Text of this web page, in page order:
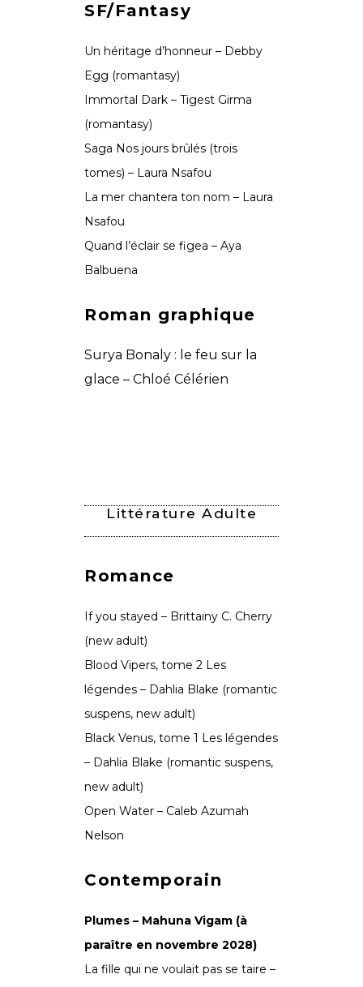
SF/Fantasy
Un héritage d’honneur – Debby
Egg (romantasy)
Immortal Dark – Tigest Girma
(romantasy)
Saga Nos jours brûlés (trois
tomes) – Laura Nsafou
La mer chantera ton nom – Laura
Nsafou
Quand l’éclair se figea – Aya
Balbuena
Roman graphique
Surya Bonaly : le feu sur la
glace – Chloé Célérien
Littérature Adulte
Romance
If you stayed – Brittainy C. Cherry
(new adult)
Blood Vipers, tome 2 Les
légendes – Dahlia Blake (romantic
suspens, new adult)
Black Venus, tome 1 Les légendes
– Dahlia Blake (romantic suspens,
new adult)
Open Water – Caleb Azumah
Nelson
Contemporain
Plumes – Mahuna Vigam (à
paraître en novembre 2028)
La fille qui ne voulait pas se taire –